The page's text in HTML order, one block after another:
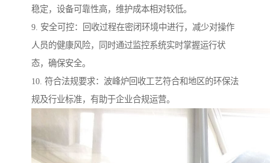
稳定，设备可靠性高，维护成本相对较低。
9. 安全可控：回收过程在密闭环境中进行，减少对操作
人员的健康风险，同时通过监控系统实时掌握运行状
态，确保安全。
10. 符合法规要求：波峰炉回收工艺符合和地区的环保法
规及行业标准，有助于企业合规运营。